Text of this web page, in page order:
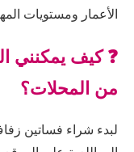
الأعمار ومستويات
❓ كيف يمكنني
من المحلات؟
لبدء شراء فساتين